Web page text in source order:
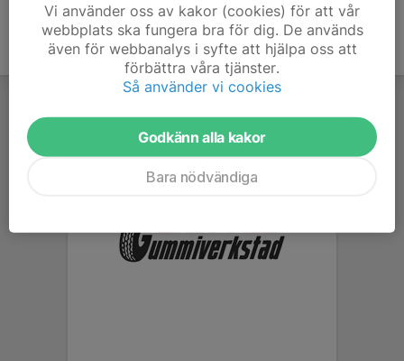
Vi använder oss av kakor (cookies) för att vår
webbplats ska fungera bra för dig. De används
även för webbanalys i syfte att hjälpa oss att
förbättra våra tjänster.
Så använder vi cookies
Godkänn alla kakor
Bara nödvändiga